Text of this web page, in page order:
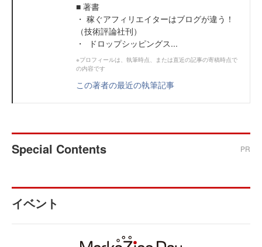
■ 著書
・ 稼ぐアフィリエイターはブログが違う！
（技術評論社刊）
・ ドロップシッピングス...
※プロフィールは、執筆時点、または直近の記事の寄稿時点で
の内容です
この著者の最近の執筆記事
Special Contents PR
イベント